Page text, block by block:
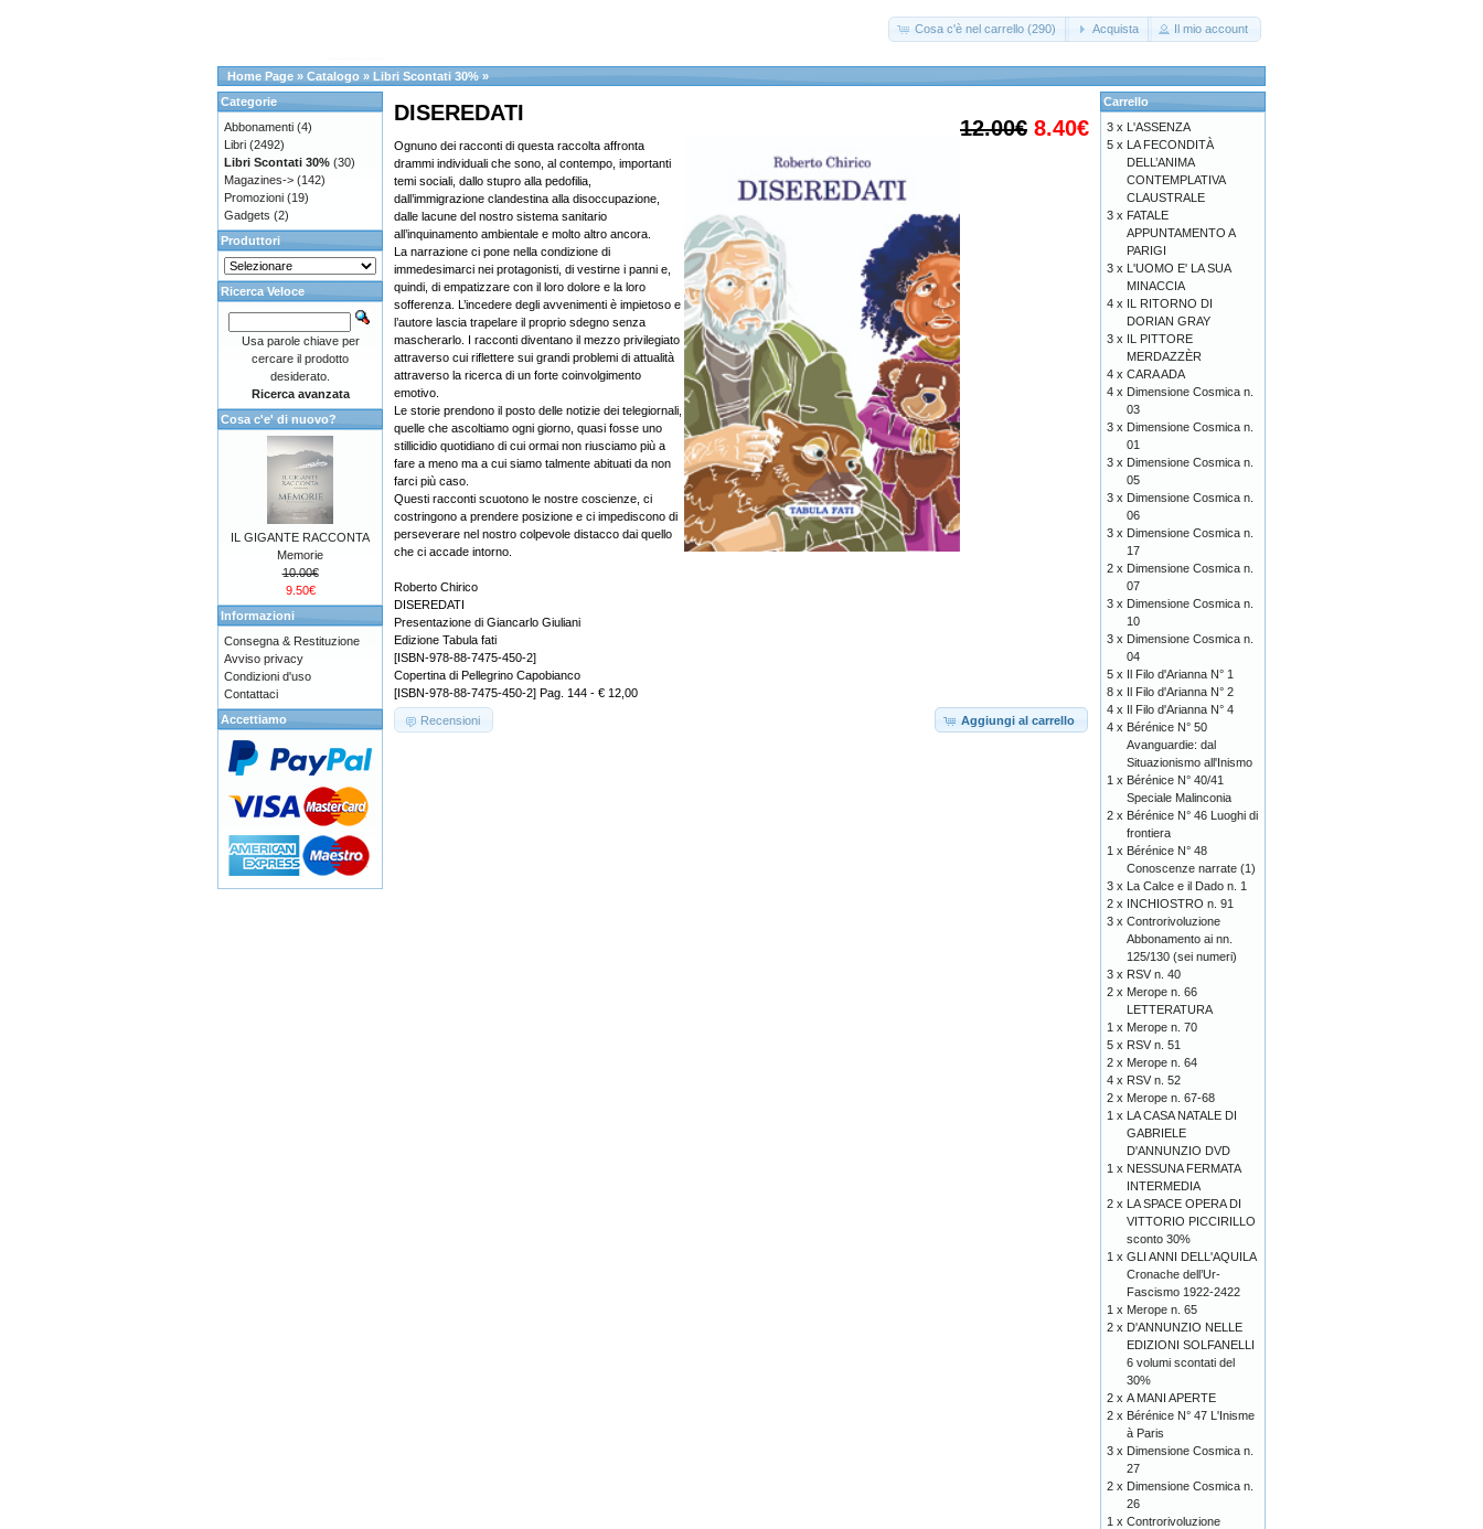
Cosa c'è nel carrello (290) Acquista Il mio account
Home Page » Catalogo » Libri Scontati 30% »
12.00€ 8.40€
DISEREDATI
Ognuno dei racconti di questa raccolta affronta
drammi individuali che sono, al contempo, importanti
temi sociali, dallo stupro alla pedofilia,
dall’immigrazione clandestina alla disoccupazione,
dalle lacune del nostro sistema sanitario
all’inquinamento ambientale e molto altro ancora.
La narrazione ci pone nella condizione di
immedesimarci nei protagonisti, di vestirne i panni e,
quindi, di empatizzare con il loro dolore e la loro
sofferenza. L’incedere degli avvenimenti è impietoso e
l’autore lascia trapelare il proprio sdegno senza
mascherarlo. I racconti diventano il mezzo privilegiato
attraverso cui riflettere sui grandi problemi di attualità
attraverso la ricerca di un forte coinvolgimento
emotivo.
Le storie prendono il posto delle notizie dei telegiornali,
quelle che ascoltiamo ogni giorno, quasi fosse uno
stillicidio quotidiano di cui ormai non riusciamo più a
fare a meno ma a cui siamo talmente abituati da non
farci più caso.
Questi racconti scuotono le nostre coscienze, ci
costringono a prendere posizione e ci impediscono di
perseverare nel nostro colpevole distacco dai quello
che ci accade intorno.
Roberto Chirico
DISEREDATI
Presentazione di Giancarlo Giuliani
Edizione Tabula fati
[ISBN-978-88-7475-450-2]
Copertina di Pellegrino Capobianco
[ISBN-978-88-7475-450-2] Pag. 144 - € 12,00
Aggiungi al carrello
Recensioni
Categorie
Abbonamenti (4)
Libri (2492)
Libri Scontati 30% (30)
Magazines-> (142)
Promozioni (19)
Gadgets (2)
Produttori
Ricerca Veloce
Usa parole chiave per
cercare il prodotto
desiderato.
Ricerca avanzata
Cosa c'e' di nuovo?
IL GIGANTE RACCONTA
Memorie
10.00€
9.50€
Informazioni
Consegna & Restituzione
Avviso privacy
Condizioni d'uso
Contattaci
Accettiamo
Carrello
3 x L'ASSENZA
5 x LA FECONDITÀ
DELL’ANIMA
CONTEMPLATIVA
CLAUSTRALE
3 x FATALE
APPUNTAMENTO A
PARIGI
3 x L'UOMO E' LA SUA
MINACCIA
4 x IL RITORNO DI
DORIAN GRAY
3 x IL PITTORE
MERDAZZÈR
4 x CARA ADA
4 x Dimensione Cosmica n.
03
3 x Dimensione Cosmica n.
01
3 x Dimensione Cosmica n.
05
3 x Dimensione Cosmica n.
06
3 x Dimensione Cosmica n.
17
2 x Dimensione Cosmica n.
07
3 x Dimensione Cosmica n.
10
3 x Dimensione Cosmica n.
04
5 x Il Filo d'Arianna N° 1
8 x Il Filo d'Arianna N° 2
4 x Il Filo d'Arianna N° 4
4 x Bérénice N° 50
Avanguardie: dal
Situazionismo all'Inismo
1 x Bérénice N° 40/41
Speciale Malinconia
2 x Bérénice N° 46 Luoghi di
frontiera
1 x Bérénice N° 48
Conoscenze narrate (1)
3 x La Calce e il Dado n. 1
2 x INCHIOSTRO n. 91
3 x Controrivoluzione
Abbonamento ai nn.
125/130 (sei numeri)
3 x RSV n. 40
2 x Merope n. 66
LETTERATURA
1 x Merope n. 70
5 x RSV n. 51
2 x Merope n. 64
4 x RSV n. 52
2 x Merope n. 67-68
1 x LA CASA NATALE DI
GABRIELE
D'ANNUNZIO DVD
1 x NESSUNA FERMATA
INTERMEDIA
2 x LA SPACE OPERA DI
VITTORIO PICCIRILLO
sconto 30%
1 x GLI ANNI DELL'AQUILA
Cronache dell’Ur-
Fascismo 1922-2422
1 x Merope n. 65
2 x D'ANNUNZIO NELLE
EDIZIONI SOLFANELLI
6 volumi scontati del
30%
2 x A MANI APERTE
2 x Bérénice N° 47 L'Inisme
à Paris
3 x Dimensione Cosmica n.
27
2 x Dimensione Cosmica n.
26
1 x Controrivoluzione